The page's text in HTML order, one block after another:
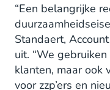
“Een belangrijke
Standaert,
uit. “We
klanten, maar ook
voor zzp’ers en